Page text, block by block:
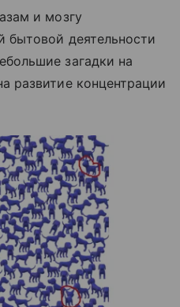
и мозгу
бытовой деятельности
загадки на
развитие концентрации